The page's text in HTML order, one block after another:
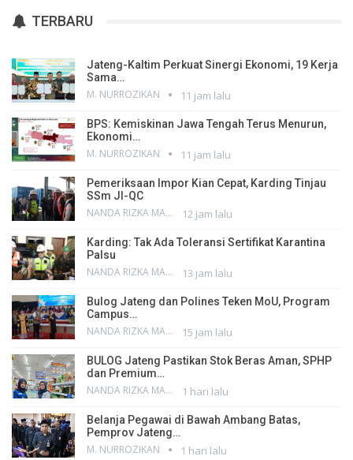
TERBARU
Jateng-Kaltim Perkuat Sinergi Ekonomi, 19 Kerja
Sama…
M. NURROZIKAN 11 jam lalu
BPS: Kemiskinan Jawa Tengah Terus Menurun,
Ekonomi…
M. NURROZIKAN 11 jam lalu
Pemeriksaan Impor Kian Cepat, Karding Tinjau
SSm JI-QC
NANDA RIZKA MAHENDRA 12 jam lalu
Karding: Tak Ada Toleransi Sertifikat Karantina
Palsu
NANDA RIZKA MAHENDRA 13 jam lalu
Bulog Jateng dan Polines Teken MoU, Program
Campus…
NANDA RIZKA MAHENDRA 15 jam lalu
BULOG Jateng Pastikan Stok Beras Aman, SPHP
dan Premium…
NANDA RIZKA MAHENDRA 1 hari lalu
Belanja Pegawai di Bawah Ambang Batas,
Pemprov Jateng…
M. NURROZIKAN 1 hari lalu